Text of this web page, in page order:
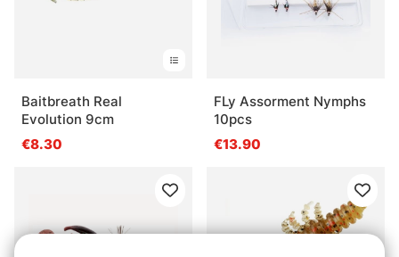
Baitbreath Real
Evolution 9cm
€8.30
FLy Assorment Nymphs
10pcs
€13.90